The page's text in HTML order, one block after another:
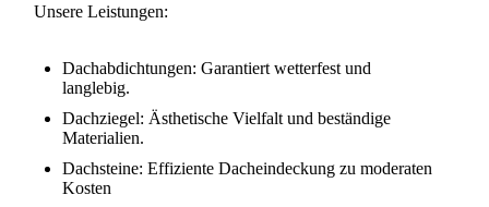
Unsere Leistungen:
Dachabdichtungen: Garantiert wetterfest und
langlebig.
Dachziegel: Ästhetische Vielfalt und beständige
Materialien.
Dachsteine: Effiziente Dacheindeckung zu moderaten
Kosten